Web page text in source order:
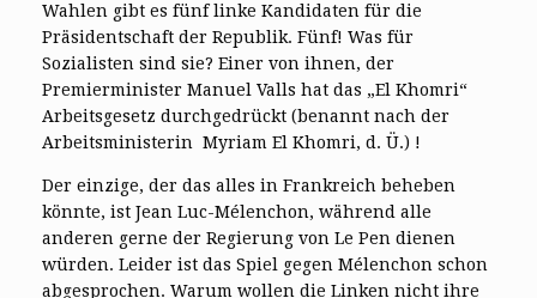
Wahlen gibt es fünf linke Kandidaten für die
Präsidentschaft der Republik. Fünf! Was für
Sozialisten sind sie? Einer von ihnen, der
Premierminister Manuel Valls hat das „El Khomri“
Arbeitsgesetz durchgedrückt (benannt nach der
Arbeitsministerin Myriam El Khomri, d. Ü.) !
Der einzige, der das alles in Frankreich beheben
könnte, ist Jean Luc-Mélenchon, während alle
anderen gerne der Regierung von Le Pen dienen
würden. Leider ist das Spiel gegen Mélenchon schon
abgesprochen. Warum wollen die Linken nicht ihre